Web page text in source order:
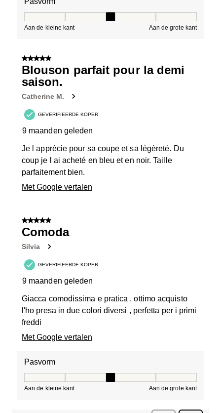
Aan de kleine kant Aan de grote kant
5 van 5 sterren.
Blouson parfait pour la demi
saison.
Catherine M.
GEVERIFIEERDE KOPER
9 maanden geleden
Je l apprécie pour sa coupe et sa légèreté. Du
coup je l ai acheté en bleu et en noir. Taille
parfaitement bien.
Met Google vertalen
5 van 5 sterren.
Comoda
Silvia
GEVERIFIEERDE KOPER
9 maanden geleden
Giacca comodissima e pratica , ottimo acquisto
l'ho presa in due colori diversi , perfetta per i primi
freddi
Met Google vertalen
Pasvorm
Aan de kleine kant Aan de grote kant